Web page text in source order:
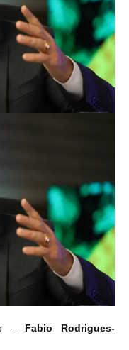
– Fabio Rodrigues-